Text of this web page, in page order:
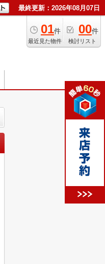
最終更新：2026年08月07日
01件
最近見た物件
00件
検討リスト